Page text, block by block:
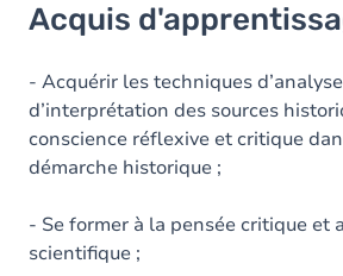
Objectifs
Contenu
Acquis
- Acquérir les techniques
d’interprétation des sources
conscience réflexive et critique
démarche historique ;
- Se former à la pensée critique et
scientifique ;